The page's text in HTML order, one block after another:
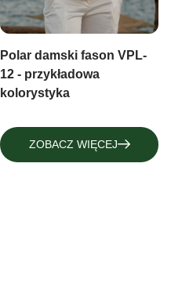
Polar damski fason VPL-
12 - przykładowa
kolorystyka
ZOBACZ WIĘCEJ